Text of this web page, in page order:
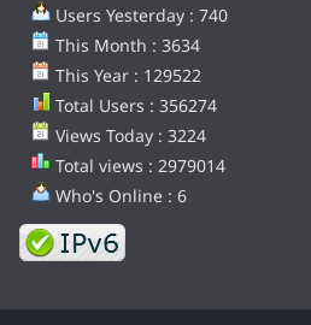
Users Yesterday : 740
This Month : 3634
This Year : 129522
Total Users : 356274
Views Today : 3224
Total views : 2979014
Who's Online : 6